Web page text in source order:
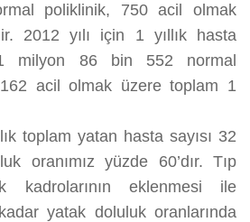
poliklinik, 750 acil olmak
2012 yılı için 1 yıllık hasta
1 milyon 86 bin 552 normal
acil olmak üzere toplam 1
toplam yatan hasta sayısı 32
oranımız yüzde 60’dır. Tıp
kadrolarının eklenmesi ile
yatak doluluk oranlarında